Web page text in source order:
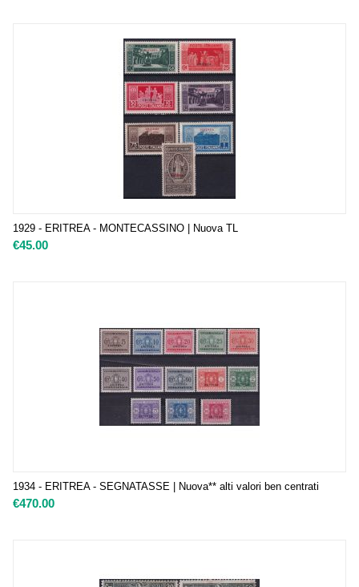
1929 - ERITREA - MONTECASSINO | Nuova TL
€45.00
1934 - ERITREA - SEGNATASSE | Nuova** alti valori ben centrati
€470.00